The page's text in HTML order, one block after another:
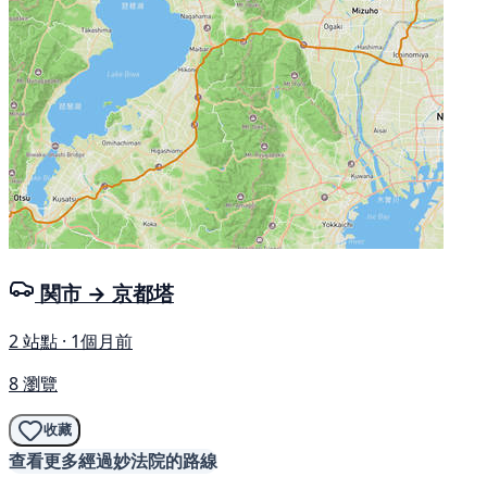
関市 → 京都塔
2 站點 · 1個月前
8 瀏覽
收藏
查看更多經過妙法院的路線